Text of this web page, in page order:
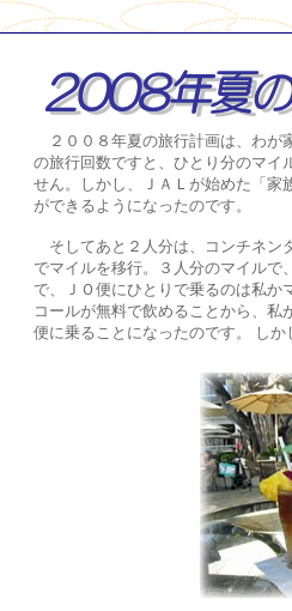
２００８年夏の旅行計画は、わが
の旅行回数ですと、ひとり分のマイ
せん。しかし、ＪＡＬが始めた「家
ができるようになったのです。
そしてあと２人分は、コンチネン
でマイルを移行。３人分のマイルで
で、ＪＯ便にひとりで乗るのは私か
コールが無料で飲めることから、
便に乗ることになったのです。 し